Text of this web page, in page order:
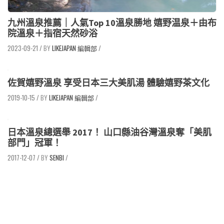
九州溫泉推薦｜人氣Top 10溫泉勝地 嬉野温泉＋由布
院溫泉＋指宿天然砂浴
2023-09-21 / LIKEJAPAN 編輯部/
佐賀嬉野溫泉 享受日本三大美肌湯 體驗嬉野茶文化
2019-10-15 / LIKEJAPAN 編輯部/
日本溫泉總選舉 2017！ 山口縣油谷灣溫泉奪「美肌
部門」冠軍！
2017-12-07 / SENBI /